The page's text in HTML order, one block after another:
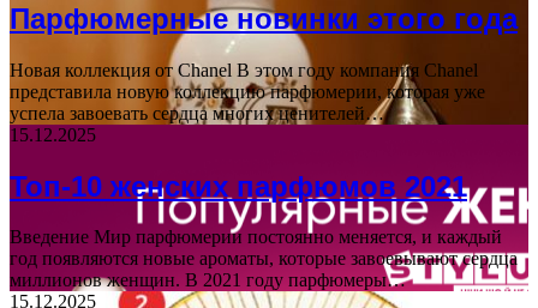
Парфюмерные новинки этого года
Новая коллекция от Chanel В этом году компания Chanel
представила новую коллекцию парфюмерии, которая уже
успела завоевать сердца многих ценителей…
15.12.2025
Топ-10 женских парфюмов 2021
Введение Мир парфюмерии постоянно меняется, и каждый
год появляются новые ароматы, которые завоевывают сердца
миллионов женщин. В 2021 году парфюмеры…
15.12.2025